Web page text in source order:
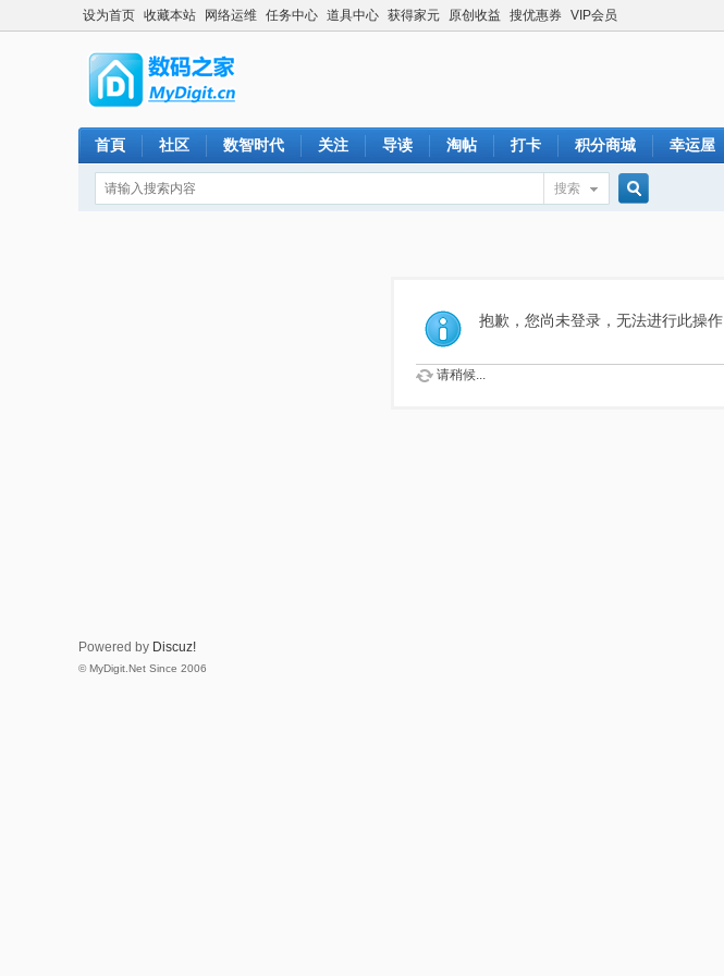
设为首页 收藏本站 网络运维 任务中心 道具中心 获得家元 原创收益 搜优惠券 VIP会员
首頁 社区 数智时代 关注 导读 淘帖 打卡 积分商城 幸运屋
搜索
索
抱歉，您尚未登录，无法进行此操作
请稍候...
Powered by Discuz!
© MyDigit.Net Since 2006